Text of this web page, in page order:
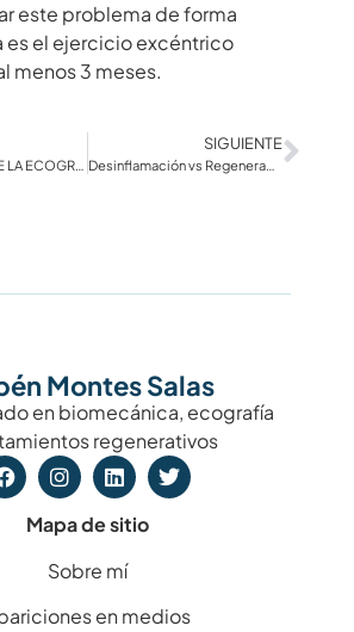
este problema de forma
es el ejercicio excéntrico
menos 3 meses.
SIGUIENTE
Desinflamación vs Regeneración
Montes Salas
en biomecánica, ecografía
regenerativos
Mapa de sitio
Sobre mí
en medios